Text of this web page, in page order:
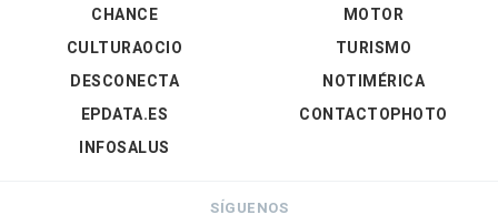
CHANCE
CULTURAOCIO
DESCONECTA
EPDATA.ES
INFOSALUS
MOTOR
TURISMO
NOTIMÉRICA
CONTACTOPHOTO
SÍGUENOS